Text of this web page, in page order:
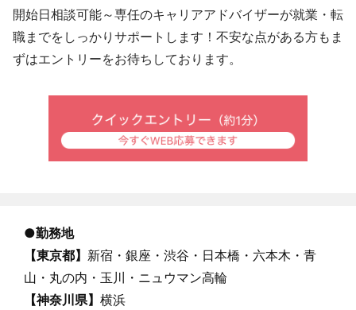
開始日相談可能～専任のキャリアアドバイザーが就業・転
職までをしっかりサポートします！不安な点がある方もま
ずはエントリーをお待ちしております。
●勤務地
【東京都】 新宿・銀座・渋谷・日本橋・六本木・青
山・丸の内・玉川・ニュウマン高輪
【神奈川県】 横浜